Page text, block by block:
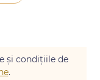
și condițiile de
.